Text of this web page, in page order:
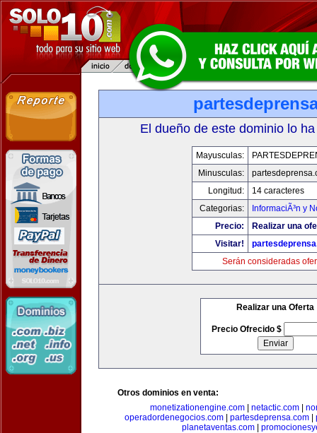
El dueño de este dominio lo
Mayusculas:
Minusculas:
Longitud:
14 caracteres
Categorias:
InformaciÃ³n y
Precio:
Realizar una
Visitar!
Serán consideradas
Realizar una Oferta
Precio Ofrecido $
Otros dominios en venta:
monetizationengine.com| netactic.com|
operadordenegocios.com
partesdeprensa.com
planetaventas.com